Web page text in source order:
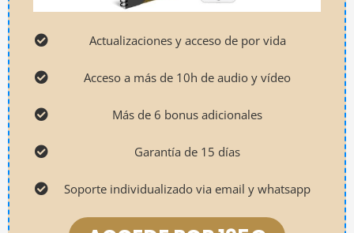
Actualizaciones y acceso de por vida
Acceso a más de 10h de audio y vídeo
Más de 6 bonus adicionales
Garantía de 15 días
Soporte individualizado via email y whatsapp